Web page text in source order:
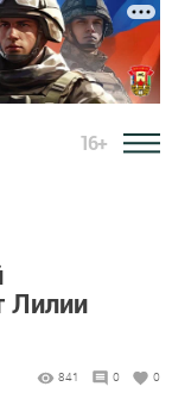
16+
Лилии
841 0 0